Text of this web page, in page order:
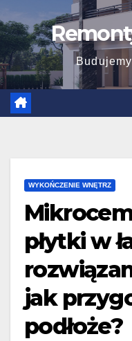
to
content
WYKOŃCZENIE WNĘTRZ
płytki w
jak
podłoże?